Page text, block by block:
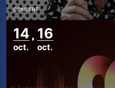
CONCERT
14
oct.
16
oct.